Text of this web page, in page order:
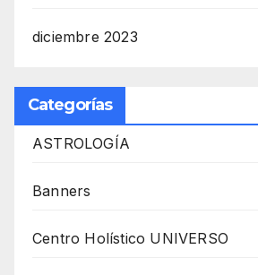
diciembre 2023
Categorías
ASTROLOGÍA
Banners
Centro Holístico UNIVERSO